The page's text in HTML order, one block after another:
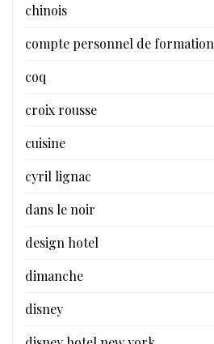
chinois
compte personnel de formation
coq
croix rousse
cuisine
cyril lignac
dans le noir
design hotel
dimanche
disney